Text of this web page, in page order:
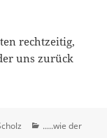
rechtzeitig,
uns zurück
Kategorien
.....wie der